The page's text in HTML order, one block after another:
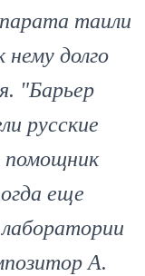
таили
долго
"Барьер
русские
помощник
еще
А.